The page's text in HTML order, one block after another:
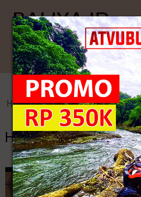
Kategori
Home >Kamen Jadi >Harga Rok
Harga Rok Bawahan